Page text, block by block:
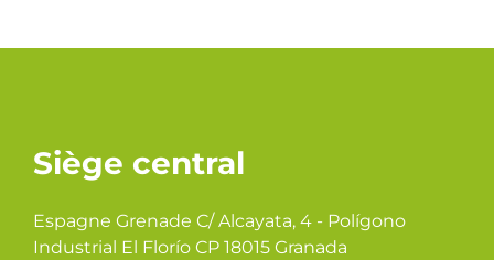
Siège central
Espagne Grenade C/ Alcayata, 4 - Polígono
Industrial El Florío CP 18015 Granada